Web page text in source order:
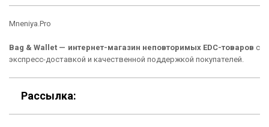
Материалы
Подарочные сертификаты
О нас
Кошельки
Сумки
Mneniya.Pro
Bag & Wallet — интернет-магазин неповторимых EDC-товаров с
экспресс-доставкой и качественной поддержкой покупателей.
Рассылка: